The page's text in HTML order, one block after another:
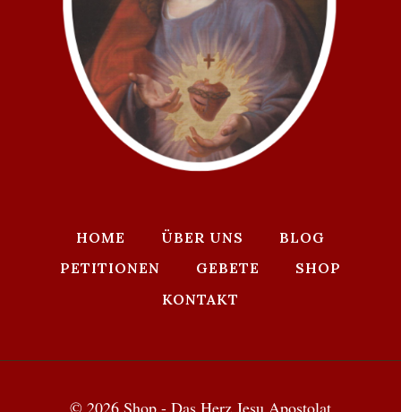
HOME ÜBER UNS
BLOG
PETITIONEN
GEBETE
SHOP
KONTAKT
© 2026 Shop - Das Herz Jesu Apostolat